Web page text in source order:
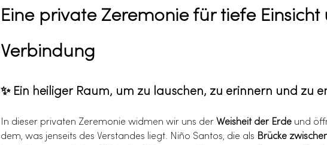
Eine private Zeremonie für tiefe
Verbindung
✨ Ein heiliger Raum, um zu lauschen, zu erinnern und zu
In dieser privaten Zeremonie widmen wir uns der Weisheit der Erde und
dem, was jenseits des Verstandes liegt. Niño Santos, die als Brücke